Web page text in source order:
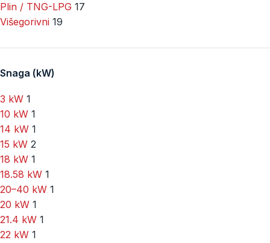
Plin / TNG-LPG 17
Višegorivni 19
Snaga (kW)
3 kW 1
10 kW 1
14 kW 1
15 kW 2
18 kW 1
18.58 kW 1
20–40 kW 1
20 kW 1
21.4 kW 1
22 kW 1